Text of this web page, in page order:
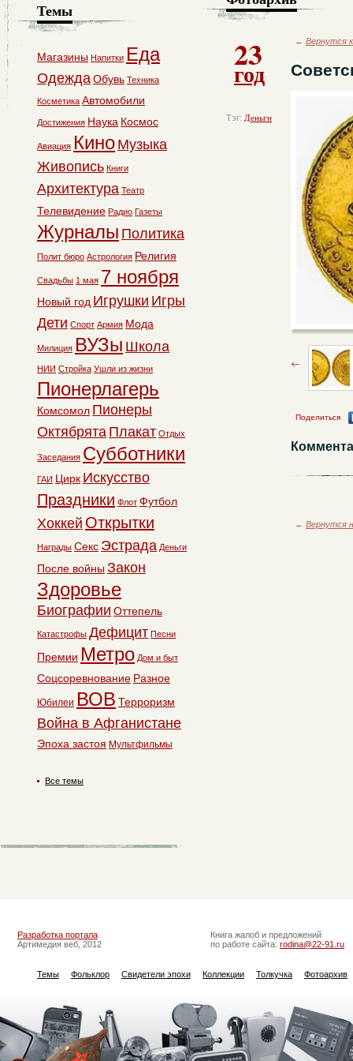
23
год
Тэг: Деньги
← Вернутся
Поделиться
← Вернутся
Темы
Магазины Напитки Еда
ОдеждаОбувь Техника
Косметика Автомобили
Достижения Наука Космос
Авиация Кино Музыка
Живопись Книги
Архитектура Театр
Телевидение Радио Газеты
Журналы Политика
Полит бюро Астрология Религия
Свадьбы 1 мая 7 ноября
Новый год Игрушки Игры
Дети Спорт Армия Мода
Милиция ВУЗы Школа
НИИ Стройка Ушли из жизни
Пионерлагерь
Комсомол Пионеры
Октябрята Плакат Отдых
Заседания Субботники
ГАИ Цирк Искусство
Праздники Флот Футбол
Хоккей Открытки
Награды Секс Эстрада Деньги
После войны Закон
Здоровье
Биографии Оттепель
Катастрофы Дефицит Песни
Премии Метро Дом и быт
Соцсоревнование Разное
Юбилеи ВОВ Терроризм
Война в Афганистане
Эпоха застоя Мультфильмы
Все темы
Разработка портала
Артимедия веб, 2012
Книга жалоб и предложений
по работе сайта: rodina@22-91.ru
Темы Фольклор Свидетели эпохи Коллекции Толкучка Фотоархив